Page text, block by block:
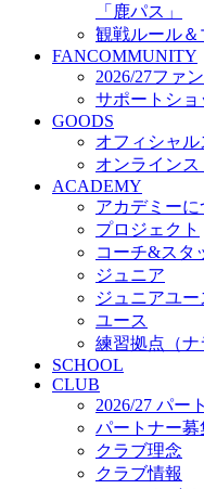
2026/27 パー
パートナー募
クラブ理念
クラブ情報
サステナビリ
Web制作支援
応援プロジェ
「鹿パス」
観戦ルール＆
FANCOMMUNITY
2026/27ファ
サポートショ
GOODS
オフィシャル
オンラインス
ACADEMY
アカデミーに
プロジェクト
コーチ&スタ
ジュニア
ジュニアユー
ユース
練習拠点（ナ
SCHOOL
CLUB
2026/27 パー
パートナー募
クラブ理念
クラブ情報